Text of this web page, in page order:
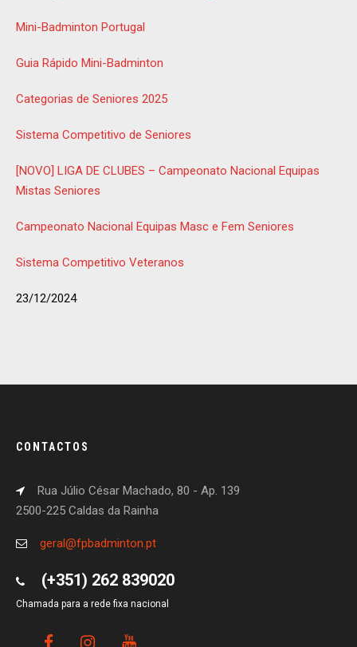
Mini-Badminton Portugal
Guia Rápido Mini-Badminton
Categorias de Seniores 2025
Sistema Competitivo de Seniores
[NOVO] LIGA DE CLUBES – Campeonato Nacional Equipas
Mistas Seniores
Campeonato Nacional Equipas Masc e Fem Seniores
Sistema Competitivo Veteranos
23/12/2024
CONTACTOS
Rua Júlio César Machado, 80 - Ap. 139
2500-225 Caldas da Rainha
geral@fpbadminton.pt
(+351) 262 839020
Chamada para a rede fixa nacional